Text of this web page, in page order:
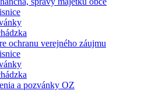
ochranu verejného záujmu
a pozvánky OZ